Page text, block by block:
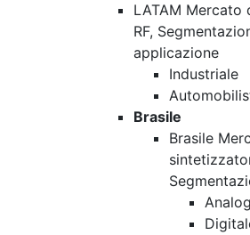
LATAM
RF,
applicazione
Industriale
Brasile
Brasile